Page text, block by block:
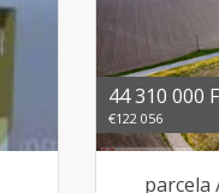
44 310 000
€122 056
parcela